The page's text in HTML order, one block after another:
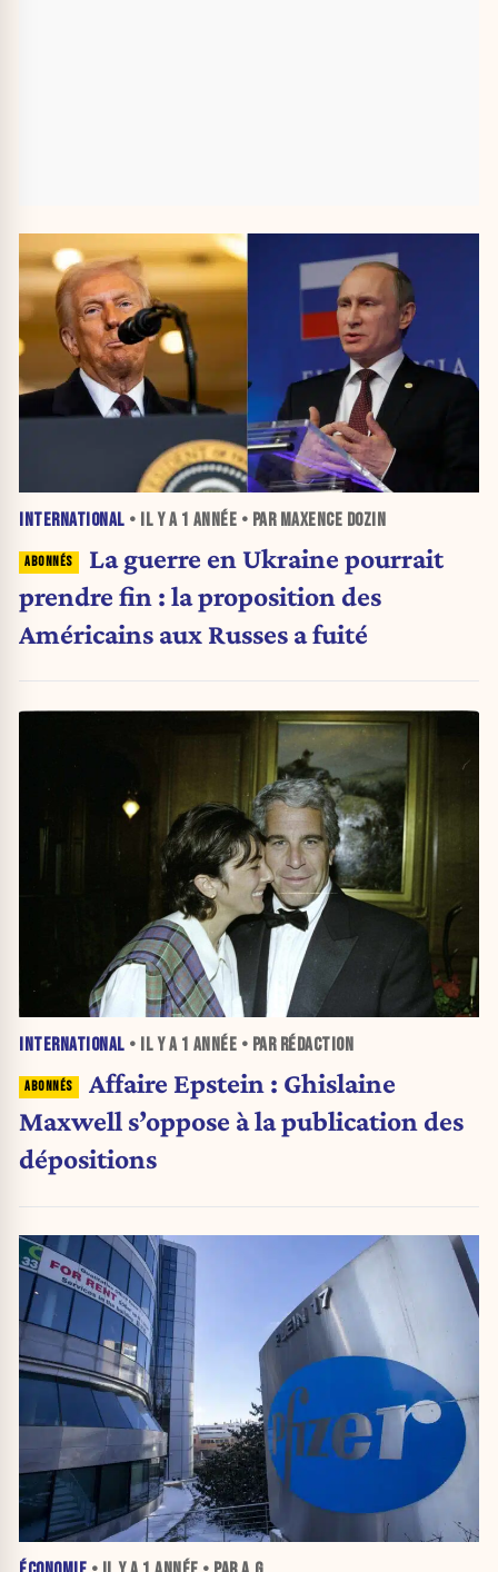
INTERNATIONAL • IL Y A 1 ANNÉE • PAR MAXENCE DOZIN
La guerre en Ukraine pourrait
prendre fin : la proposition des
Américains aux Russes a fuité
INTERNATIONAL • IL Y A 1 ANNÉE • PAR RÉDACTION
Affaire Epstein : Ghislaine
Maxwell s’oppose à la publication des
dépositions